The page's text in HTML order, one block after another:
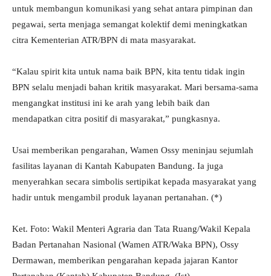
untuk membangun komunikasi yang sehat antara pimpinan dan
pegawai, serta menjaga semangat kolektif demi meningkatkan
citra Kementerian ATR/BPN di mata masyarakat.
“Kalau spirit kita untuk nama baik BPN, kita tentu tidak ingin
BPN selalu menjadi bahan kritik masyarakat. Mari bersama-sama
mengangkat institusi ini ke arah yang lebih baik dan
mendapatkan citra positif di masyarakat,” pungkasnya.
Usai memberikan pengarahan, Wamen Ossy meninjau sejumlah
fasilitas layanan di Kantah Kabupaten Bandung. Ia juga
menyerahkan secara simbolis sertipikat kepada masyarakat yang
hadir untuk mengambil produk layanan pertanahan. (*)
Ket. Foto: Wakil Menteri Agraria dan Tata Ruang/Wakil Kepala
Badan Pertanahan Nasional (Wamen ATR/Waka BPN), Ossy
Dermawan, memberikan pengarahan kepada jajaran Kantor